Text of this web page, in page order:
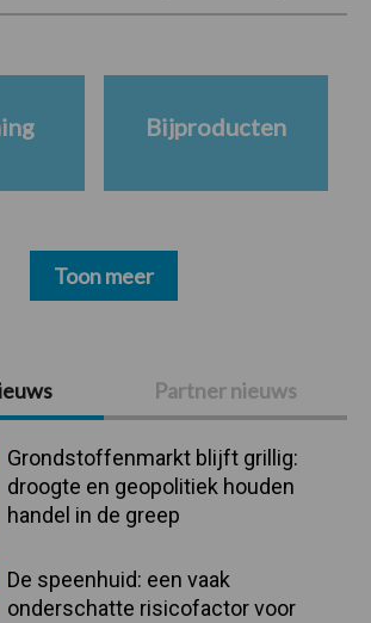
Partner nieuws
Grondstoffenmarkt blijft grillig:
droogte en geopolitiek houden
handel in de greep
De speenhuid: een vaak
onderschatte risicofactor voor
Bijproducten
Toon meer